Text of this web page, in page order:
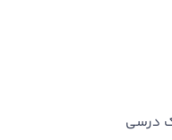
درسی